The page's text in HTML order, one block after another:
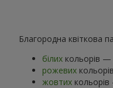
Благородна квіткова
білих кольорів —
рожевих
жовтих